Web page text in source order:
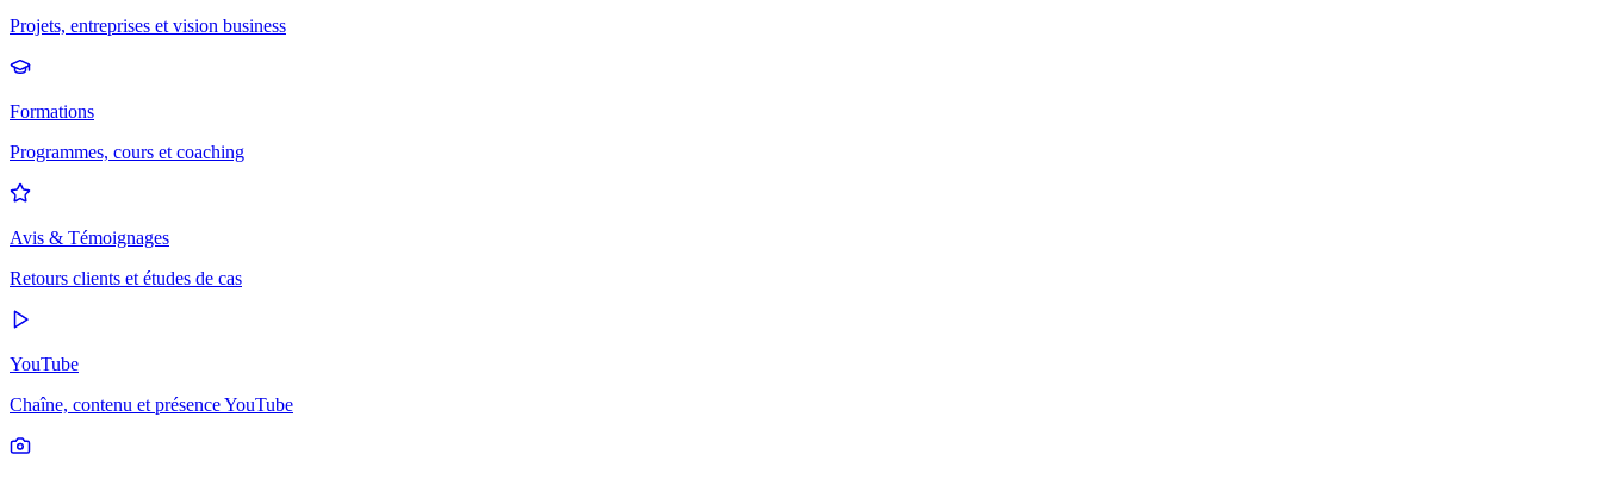
Projets, entreprises et vision business
Formations
Programmes, cours et coaching
Avis & Témoignages
Retours clients et études de cas
YouTube
Chaîne, contenu et présence YouTube